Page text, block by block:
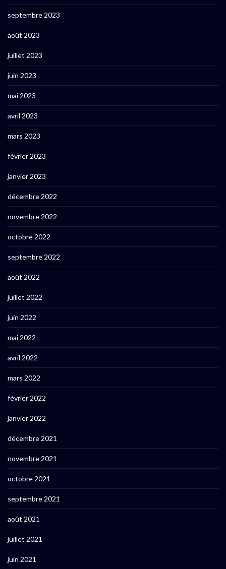
septembre 2023
août 2023
juillet 2023
juin 2023
mai 2023
avril 2023
mars 2023
février 2023
janvier 2023
décembre 2022
novembre 2022
octobre 2022
septembre 2022
août 2022
juillet 2022
juin 2022
mai 2022
avril 2022
mars 2022
février 2022
janvier 2022
décembre 2021
novembre 2021
octobre 2021
septembre 2021
août 2021
juillet 2021
juin 2021